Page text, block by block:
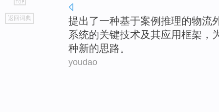
go
top
返回词典 提出了一种基于案例 推理的物流
系统的关键技术及其应用框架，
种新的思路。
youdao